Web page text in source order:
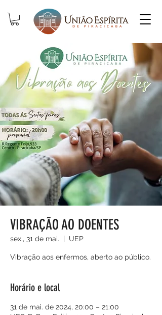
VIBRAÇÃO AO DOENTES
sex., 31 de mai.
  |
UEP
Vibração aos enfermos, aberto ao público.
Horário e local
31 de mai. de 2024, 20:00 – 21:00